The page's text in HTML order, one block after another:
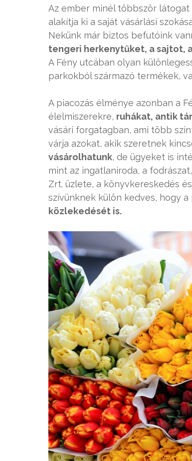
Az ember minél többször
alakítja ki a saját vásárlási
Nekünk már biztos befutóink
tengeri herkenytűket, a sajtot,
A Fény utcában olyan
parkokból származó termékek,
A piacozás élménye azonban a
élelmiszerekre, ruhákat, antik
vásári forgatagban, ami több
várja azokat, akik szeretnek
vásárolhatunk, de ügyeket is
mint az ingatlaniroda, a
Zrt. üzlete, a könyvkereskedés
szívünknek külön kedves, hogy a
közlekedését is.